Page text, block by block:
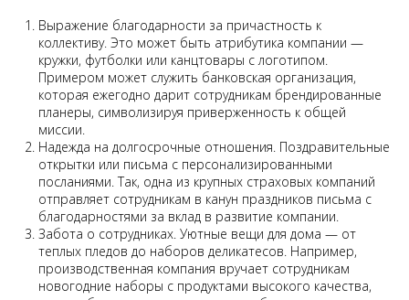
Выражение благодарности за причастность к
коллективу. Это может быть атрибутика компании —
кружки, футболки или канцтовары с логотипом.
Примером может служить банковская организация,
которая ежегодно дарит сотрудникам брендированные
планеры, символизируя приверженность к общей
миссии.
Надежда на долгосрочные отношения. Поздравительные
открытки или письма с персонализированными
посланиями. Так, одна из крупных страховых компаний
отправляет сотрудникам в канун праздников письма с
благодарностями за вклад в развитие компании.
Забота о сотрудниках. Уютные вещи для дома — от
теплых пледов до наборов деликатесов. Например,
производственная компания вручает сотрудникам
новогодние наборы с продуктами высокого качества,